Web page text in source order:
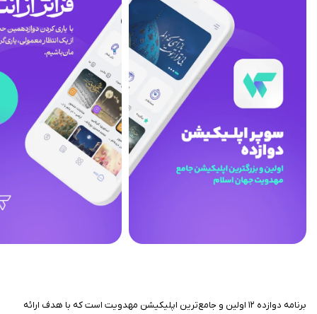
برنامه دوازده ۱۲ اولین و جامع‌ترین اپلیکیشن مهدویت است که با هدف ارائه